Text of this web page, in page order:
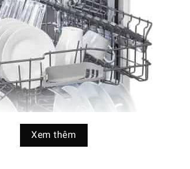
Xem thêm